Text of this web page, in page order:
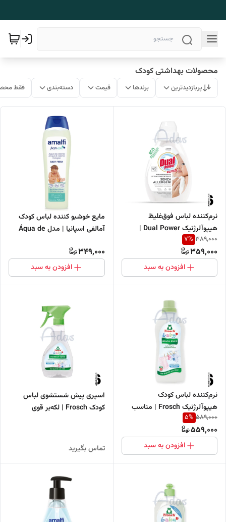
محصولات بهداشتی کودک
پربازدیدترین برندها قیمت دسته‌بندی فقط
نرم‌کننده لباس فوق‌غلیظ
هیپوآلرژنیک Dual Power |
مناسب پوست‌های حساس و
لباس کودکان
389,000
7%
359,000
افزودن به سبد
مایع خوشبو کننده لباس کودک
آمالفی اسپانیا | مدل Áqua de
349,000
افزودن به سبد
نرم‌کننده لباس کودک
هیپوآلرژنیک Frosch | مناسب
لباس و ملحفه نوزاد و کودک
589,000
5%
559,000
افزودن به سبد
اسپری پیش شستشوی لباس
کودک Frosch | لکه‌بر قوی
تماس بگیرید